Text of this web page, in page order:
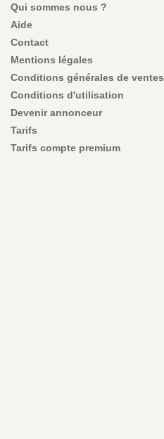
Qui sommes nous ?
Aide
Contact
Mentions légales
Conditions générales de ventes
Conditions d'utilisation
Devenir annonceur
Tarifs
Tarifs compte premium